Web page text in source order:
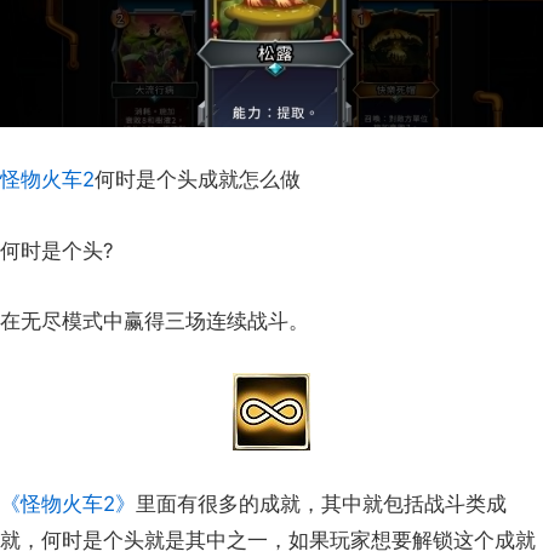
怪物火车2何时是个头成就怎么做
何时是个头?
在无尽模式中赢得三场连续战斗。
《怪物火车2》 里面有很多的成就，其中就包括战斗类成
就，何时是个头就是其中之一，如果玩家想要解锁这个成就